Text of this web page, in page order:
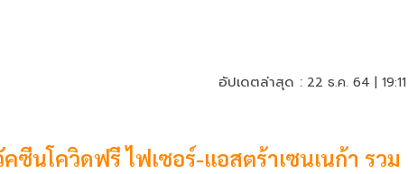
อัปเดตล่าสุด : 22 ธ.ค. 64 |
นโควิดฟรี ไฟเซอร์-แอสตร้าเซนเนก้า รวม